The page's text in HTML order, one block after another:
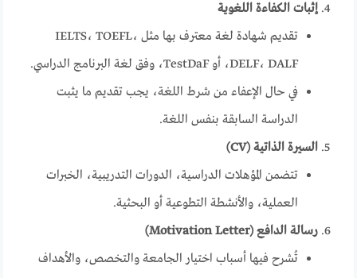
إثبات الكفاءة اللغوية
تقديم شهادة لغة معترف بها مثل IELTS، TOEFL،
DELF، DALF، أو TestDaF، وفق لغة البرنامج الدراسي.
في حال الإعفاء من شرط اللغة، يجب تقديم ما يثبت
الدراسة السابقة بنفس اللغة.
السيرة الذاتية (CV)
تتضمن المؤهلات الدراسية، الدورات التدريبية، الخبرات
العملية، والأنشطة التطوعية أو البحثية.
رسالة الدافع (Motivation Letter)
تُشرح فيها أسباب اختيار الجامعة والتخصص، والأهداف